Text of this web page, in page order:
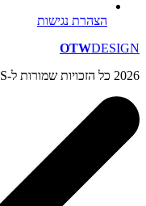
הצהרת נגישות
OTWDESIGN
2026 כל הזכויות שמורות ל-ACFORCARS